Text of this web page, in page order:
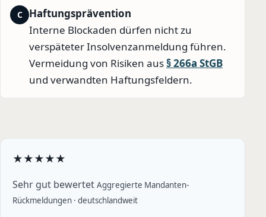
C
Haftungsprävention
Interne Blockaden dürfen nicht zu
verspäteter Insolvenzanmeldung führen.
Vermeidung von Risiken aus§ 266a StGB
und verwandten Haftungsfeldern.
★★★★★
Sehr gut bewertet Aggregierte Mandanten-
Rückmeldungen · deutschlandweit